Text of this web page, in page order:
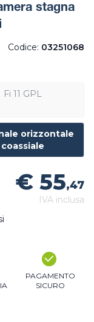
stagna
Codice: 03251068
Fi 11 GPL
orizzontale
coassiale
€ 55,47
IVA inclusa
PAGAMENTO
SICURO